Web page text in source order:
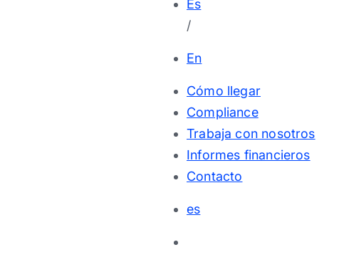
Es
/
En
Cómo llegar
Compliance
Trabaja con nosotros
Informes financieros
Contacto
es